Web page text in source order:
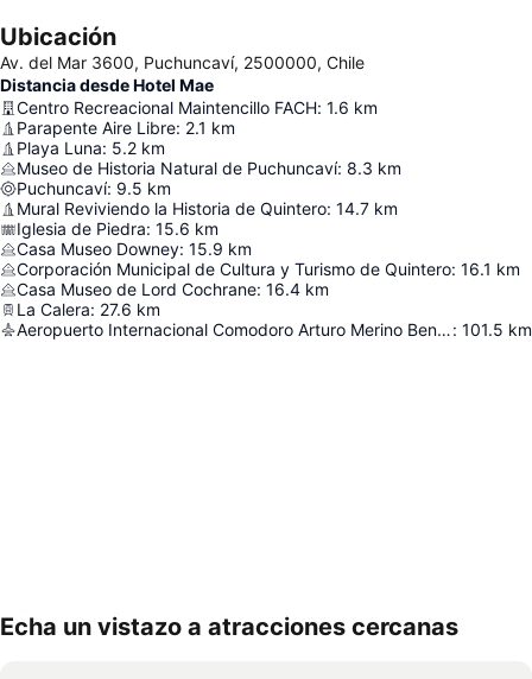
Ubicación
Av. del Mar 3600, Puchuncaví, 2500000, Chile
Distancia desde Hotel Mae
Centro Recreacional Maintencillo FACH: 1.6 km
Parapente Aire Libre: 2.1 km
Playa Luna: 5.2 km
Museo de Historia Natural de Puchuncaví: 8.3 km
Puchuncaví: 9.5 km
Mural Reviviendo la Historia de Quintero: 14.7 km
Iglesia de Piedra: 15.6 km
Casa Museo Downey: 15.9 km
Corporación Municipal de Cultura y Turismo de Quintero: 16.1 km
Casa Museo de Lord Cochrane: 16.4 km
La Calera: 27.6 km
Aeropuerto Internacional Comodoro Arturo Merino Benítez: 101.5 km
Echa un vistazo a atracciones cercanas